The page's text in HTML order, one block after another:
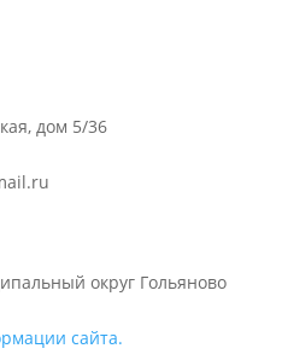
дом 5/36
округ Гольяново
сайта.